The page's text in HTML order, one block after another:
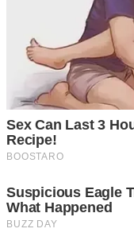
นำกุ้งทั้งหมดมาใส่ลงใ
ไม่มากหรือน้อยไป อาจ